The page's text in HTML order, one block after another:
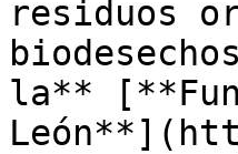
residuos
la**